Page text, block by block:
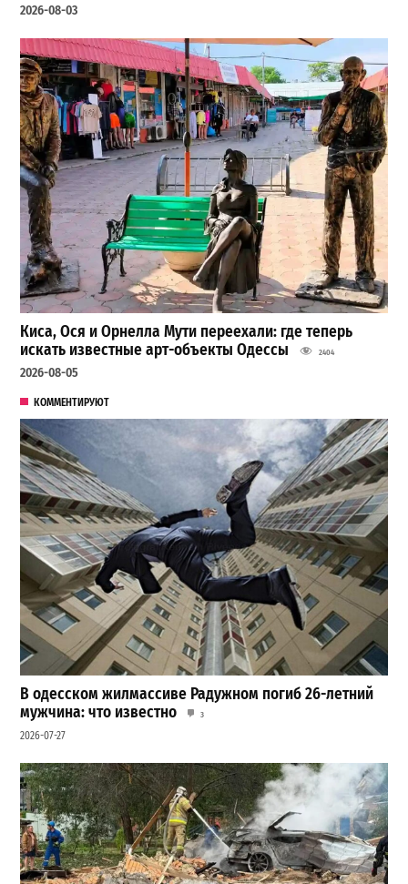
2026-08-03
Киса, Ося и Орнелла Мути переехали: где теперь
искать известные арт-объекты Одессы
2404
2026-08-05
КОММЕНТИРУЮТ
В одесском жилмассиве Радужном погиб 26-летний
мужчина: что известно
3
2026-07-27